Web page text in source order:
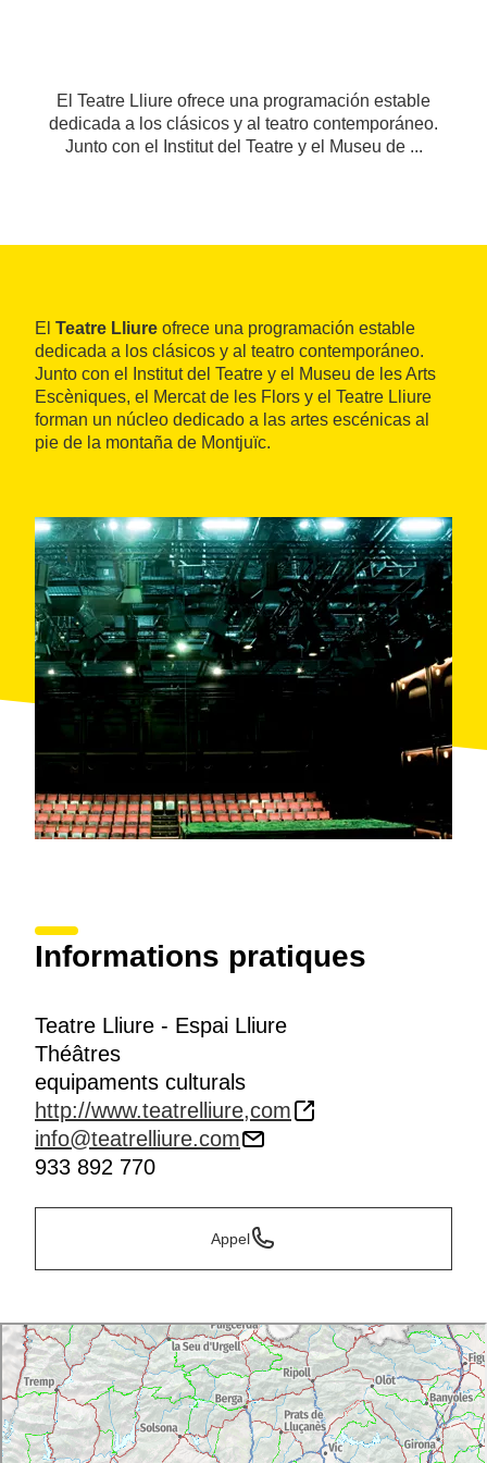
El Teatre Lliure ofrece una programación estable
dedicada a los clásicos y al teatro contemporáneo.
Junto con el Institut del Teatre y el Museu de ...
El Teatre Lliure ofrece una programación estable
dedicada a los clásicos y al teatro contemporáneo.
Junto con el Institut del Teatre y el Museu de les Arts
Escèniques, el Mercat de les Flors y el Teatre Lliure
forman un núcleo dedicado a las artes escénicas al
pie de la montaña de Montjuïc.
Informations pratiques
Teatre Lliure - Espai Lliure
Théâtres
equipaments culturals
http://www.teatrelliure,com
info@teatrelliure.com
933 892 770
Appel